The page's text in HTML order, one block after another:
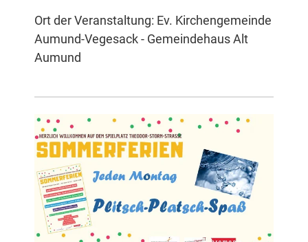
Ort der Veranstaltung: Ev. Kirchengemeinde
Aumund-Vegesack - Gemeindehaus Alt
Aumund